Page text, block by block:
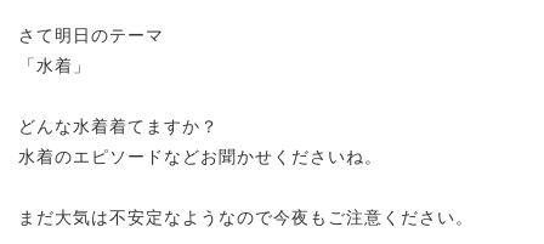
さて明日のテーマ
「水着」
どんな水着着てますか？
水着のエピソードなどお聞かせくださいね。
まだ大気は不安定なようなので今夜もご注意ください。